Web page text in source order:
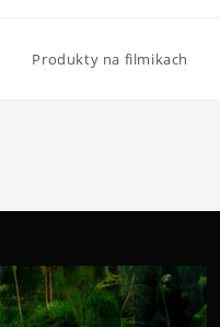
Produkty na filmikach